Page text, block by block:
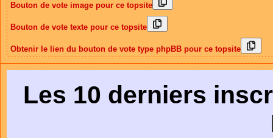
Bouton de vote image pour ce topsite
Bouton de vote texte pour ce topsite
Obtenir le lien du bouton de vote type phpBB pour ce topsite
Les 10 derniers